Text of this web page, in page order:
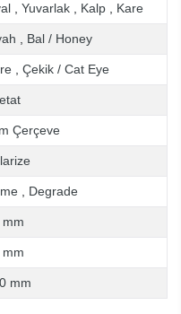
Yuvarlak Kalp Kare
Bal / Honey
Çekik / Cat Eye
Çerçeve
Degrade
mm
mm